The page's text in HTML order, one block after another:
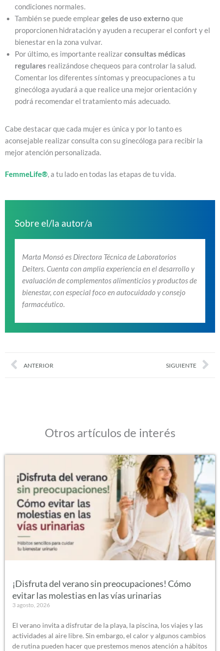
condiciones normales.
También se puede empleargeles de uso externo que
proporcionen hidratación y ayuden a recuperar el confort y el
bienestar en la zona vulvar.
Por último, es importante realizarconsultas médicas
regulares realizándose chequeos para controlar la salud.
Comentar los diferentes síntomas y preocupaciones a tu
ginecóloga ayudará a que realice una mejor orientación y
podrá recomendar el tratamiento más adecuado.
Cabe destacar que cada mujer es única y por lo tanto es
aconsejable realizar consulta con su ginecóloga para recibir la
mejor atención personalizada.
FemmeLife®, a tu lado en todas las etapas de tu vida.
Sobre el/la autor/a
Marta Monsó es Directora Técnica de Laboratorios
Deiters. Cuenta con amplia experiencia en el desarrollo y
evaluación de complementos alimenticios y productos de
bienestar, con especial foco en autocuidado y consejo
farmacéutico.
PrevANTERIOR SIGUIENTE
Otros artículos de interés
¡Disfruta del verano sin preocupaciones! Cómo
evitar las molestias en las vías urinarias
3 agosto, 2026
El verano invita a disfrutar de la playa, la piscina, los viajes y las
actividades al aire libre. Sin embargo, el calor y algunos cambios
de rutina pueden hacer que prestemos menos atención a hábitos